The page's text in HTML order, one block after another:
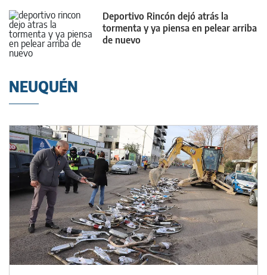
Deportivo Rincón dejó atrás la
tormenta y ya piensa en pelear arriba
de nuevo
NEUQUÉN